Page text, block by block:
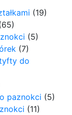
(19)
(5)
(7)
do
paznokci (5)
(11)